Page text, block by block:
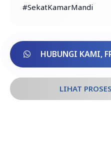
#SekatKamarMandi
HUBUNGI KAMI,
LIHAT